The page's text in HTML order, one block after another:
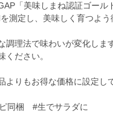
「美味しまね認証ゴール
測定し、美味しく育つよう
調理法で味わいが変化し
ください。
りもお得な価格に設定し
同梱 #生でサラダに